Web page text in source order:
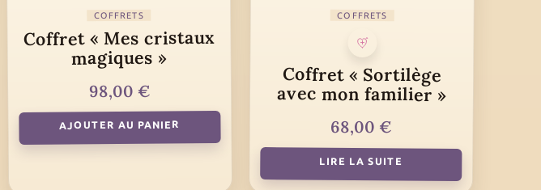
COFFRETS
Coffret « Mes cristaux
magiques »
98,00 €
AJOUTER AU PANIER
COFFRETS
Coffret « Sortilège
avec mon familier »
68,00 €
LIRE LA SUITE